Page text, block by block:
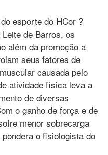
esporte do HCor ?
de Barros, os
além da promoção a
seus fatores de
causada pelo
atividade física leva a
de diversas
o ganho de força e de
menor sobrecarga
o fisiologista do